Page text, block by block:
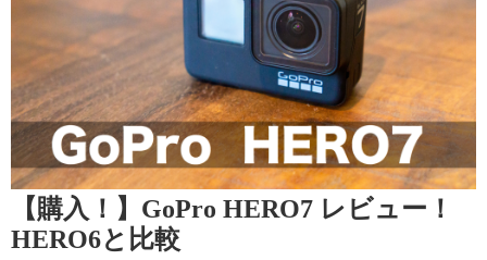
【購入！】GoPro HERO7 レビュー！
HERO6と比較